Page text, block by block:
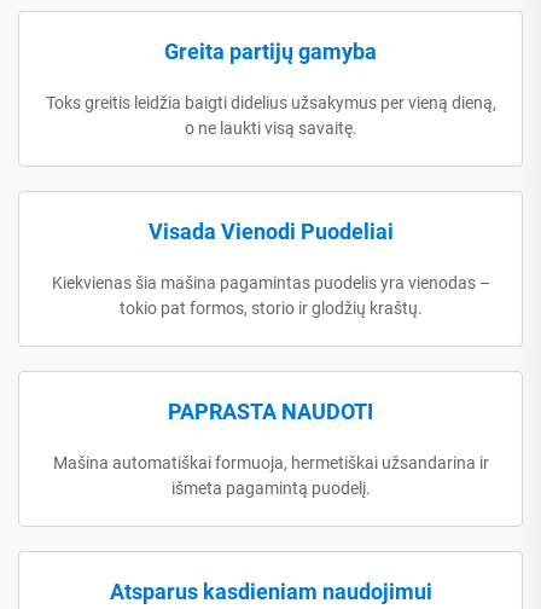
Greita partijų gamyba
Toks greitis leidžia baigti didelius užsakymus per vieną dieną,
o ne laukti visą savaitę.
Visada Vienodi Puodeliai
Kiekvienas šia mašina pagamintas puodelis yra vienodas –
tokio pat formos, storio ir glodžių kraštų.
PAPRASTA NAUDOTI
Mašina automatiškai formuoja, hermetiškai užsandarina ir
išmeta pagamintą puodelį.
Atsparus kasdieniam naudojimui